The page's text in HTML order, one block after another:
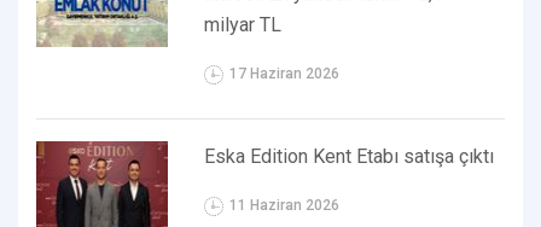
milyar TL
17 Haziran 2026
Eska Edition Kent Etabı satışa çıktı
11 Haziran 2026